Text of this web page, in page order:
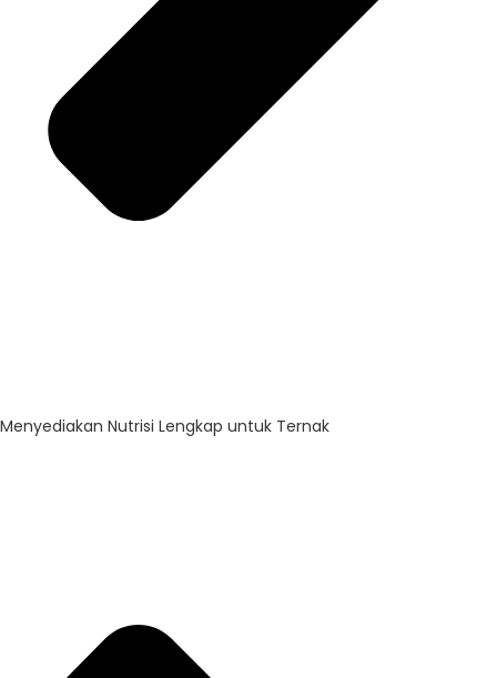
Menyediakan Nutrisi Lengkap untuk Ternak